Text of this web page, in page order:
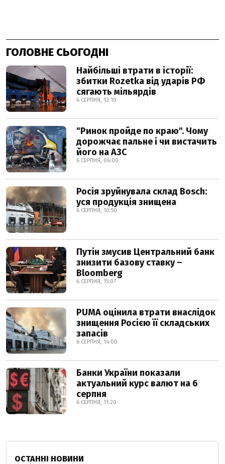
ГОЛОВНЕ СЬОГОДНІ
Найбільші втрати в історії:
збитки Rozetka від ударів РФ
сягають мільярдів
6 СЕРПНЯ, 12:10
"Ринок пройде по краю". Чому
дорожчає пальне і чи вистачить
його на АЗС
6 СЕРПНЯ, 06:00
Росія зруйнувала склад Bosch:
уся продукція знищена
6 СЕРПНЯ, 10:50
Путін змусив Центральний банк
знизити базову ставку –
Bloomberg
6 СЕРПНЯ, 15:07
PUMA оцінила втрати внаслідок
знищення Росією її складських
запасів
6 СЕРПНЯ, 14:00
Банки України показали
актуальний курс валют на 6
серпня
6 СЕРПНЯ, 11:20
ОСТАННІ НОВИНИ